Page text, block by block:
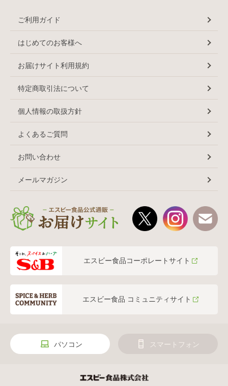
ご利用ガイド
はじめてのお客様へ
お届けサイト利用規約
特定商取引法について
個人情報の取扱方針
よくあるご質問
お問い合わせ
メールマガジン
エスビー食品コーポレートサイト
エスビー食品 コミュニティサイト
パソコン スマートフォン